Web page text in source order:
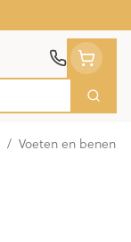
Zoek
/ Voeten en benen